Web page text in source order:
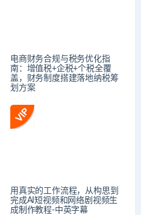
电商财务合规与税务优化指
南：增值税+企税+个税全覆
盖，财务制度搭建落地纳税筹
划方案
用真实的工作流程，从构思到
完成AI短视频和网络剧视频生
成制作教程-中英字幕